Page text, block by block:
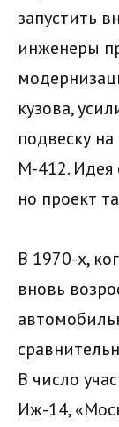
запустить
инженеры
кузова,
подвеску
М-412. Идея
но проект
В 1970-х,
вновь
В число
Иж-14,